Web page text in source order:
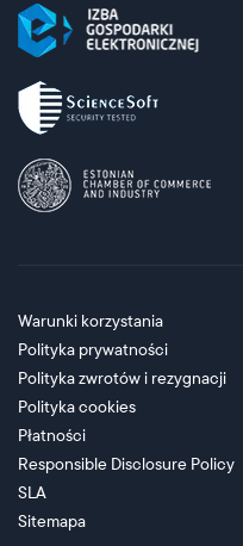
Warunki korzystania
Polityka prywatności
Polityka zwrotów i rezygnacji
Polityka cookies
Płatności
Responsible Disclosure Policy
SLA
Sitemapa